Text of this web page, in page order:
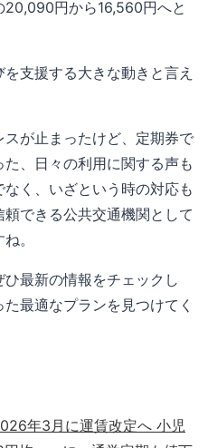
円から16,560円へと
支援する大きな動きと言え
が止まったけど、定期券で
、日々の利用に関する声も
く、いざという時の対応も
できる公共交通機関として
。
最新の情報をチェックし
最適なプランを見つけてく
年3月に運賃改定へ 小児